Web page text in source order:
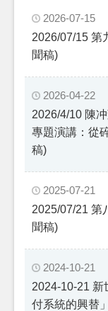
2026-07-15
2026/07/15 第
聞稿)
2026-04-22
2026/4/10 陳
專題演講：從
稿)
2025-07-21
2025/07/21 第
聞稿)
2024-10-21
2024-10-21 新
付系統的興替